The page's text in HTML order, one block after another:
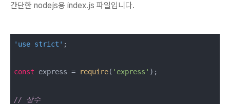
간단한 nodejs용 index.js 파일입니다.
'use strict' ;
const express = require( 'express' );
// 상수